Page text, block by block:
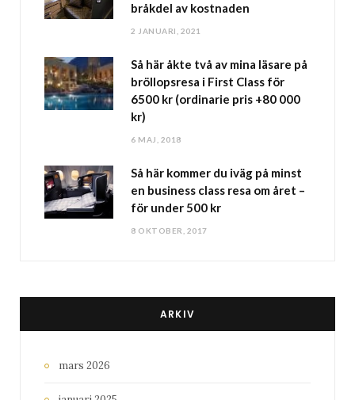
bråkdel av kostnaden
2 JANUARI, 2021
Så här åkte två av mina läsare på
bröllopsresa i First Class för
6500 kr (ordinarie pris +80 000
kr)
6 MAJ, 2018
Så här kommer du iväg på minst
en business class resa om året –
för under 500 kr
8 OKTOBER, 2017
ARKIV
mars 2026